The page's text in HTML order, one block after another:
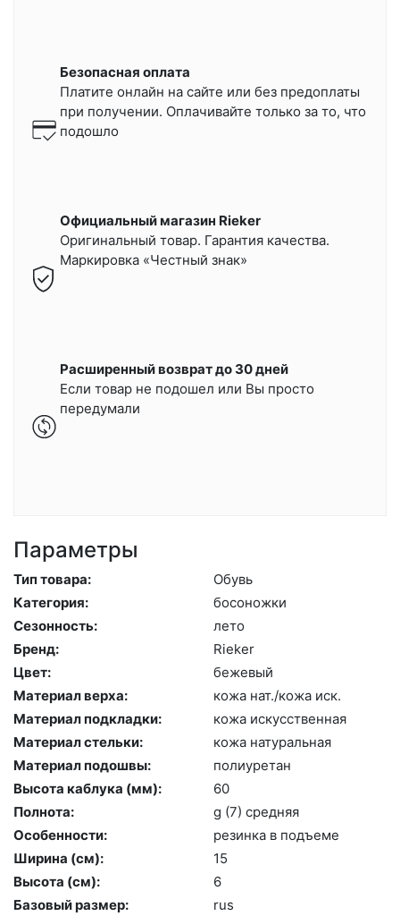
Безопасная оплата
Платите онлайн на сайте или без предоплаты
при получении. Оплачивайте только за то, что
подошло
Официальный магазин Rieker
Оригинальный товар. Гарантия качества.
Маркировка «Честный знак»
Расширенный возврат до 30 дней
Если товар не подошел или Вы просто
передумали
Параметры
Тип товара:
Обувь
Категория:
бо­сонож­ки
Сезонность:
ле­то
Бренд:
Ri­eker
Цвет:
бе­жевый
Материал верха:
ко­жа нат./ко­жа иск.
Материал подкладки:
ко­жа ис­кусс­твен­ная
Материал стельки:
ко­жа на­тураль­ная
Материал подошвы:
по­ли­уре­тан
Высота каблука (мм):
60
Полнота:
g (7) сред­няя
Особенности:
ре­зин­ка в подъ­еме
Ширина (см):
15
Высота (cм):
6
Базовый размер:
rus